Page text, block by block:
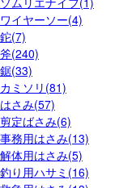
ワイヤーソー(4)
鉈(7)
斧(240)
鋸(33)
カミソリ(81)
はさみ(57)
剪定ばさみ(6)
事務用はさみ(13)
解体用はさみ(5)
釣り用ハサミ(16)